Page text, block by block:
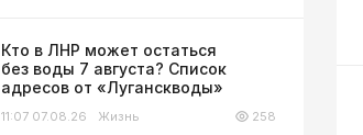
Кто в ЛНР может остаться
без воды 7 августа? Список
адресов от «Луганскводы»
11:07 07.08.26 Жизнь 258